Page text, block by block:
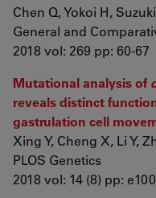
Chen Q, Yokoi H,
General and
2018 vol: 269 pp: 60-67
Mutational analysis of
reveals distinct
gastrulation cell
Xing Y, Cheng X, Li Y,
PLOS Genetics
2018 vol: 14 (8) pp: